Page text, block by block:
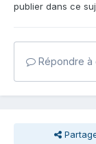
publier dans ce
Répondre à